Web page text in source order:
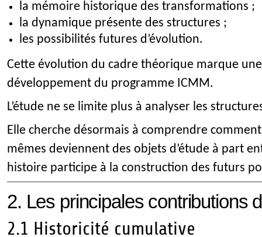
la mémoire historique des transformations ;
la dynamique présente des structures ;
les possibilités futures d’évolution.
Cette évolution du cadre théorique marque
développement du programme ICMM.
L’étude ne se limite plus à analyser les
Elle cherche désormais à comprendre
mêmes deviennent des objets d’étude à part
histoire participe à la construction des futurs
2. Les principales contributions
2.1 Historicité cumulative